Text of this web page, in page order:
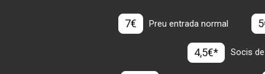
7€ Preu entrada normal
4,5€* Socis